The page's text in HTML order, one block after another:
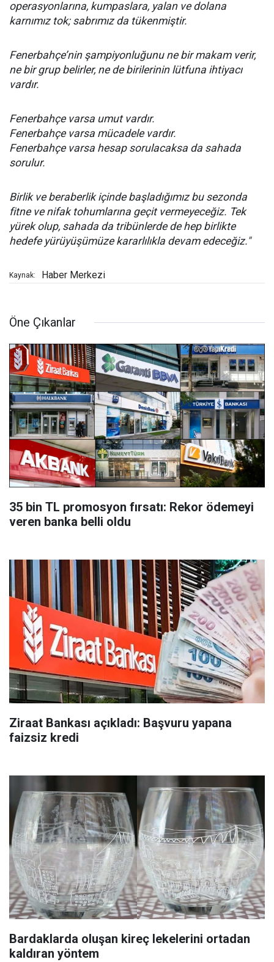
operasyonlarına, kumpaslara, yalan ve dolana
karnımız tok; sabrımız da tükenmiştir.
Fenerbahçe’nin şampiyonluğunu ne bir makam verir,
ne bir grup belirler, ne de birilerinin lütfuna ihtiyacı
vardır.
Fenerbahçe varsa umut vardır.
Fenerbahçe varsa mücadele vardır.
Fenerbahçe varsa hesap sorulacaksa da sahada
sorulur.
Birlik ve beraberlik içinde başladığımız bu sezonda
fitne ve nifak tohumlarına geçit vermeyeceğiz. Tek
yürek olup, sahada da tribünlerde de hep birlikte
hedefe yürüyüşümüze kararlılıkla devam edeceğiz."
Kaynak: Haber Merkezi
Öne Çıkanlar
35 bin TL promosyon fırsatı: Rekor ödemeyi
veren banka belli oldu
Ziraat Bankası açıkladı: Başvuru yapana
faizsiz kredi
Bardaklarda oluşan kireç lekelerini ortadan
kaldıran yöntem